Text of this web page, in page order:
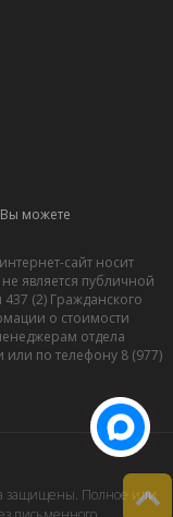
можете
сайт носит
является публичной
(2) Гражданского
о стоимости
отдела
по телефону 8 (977)
защищены. Полное или